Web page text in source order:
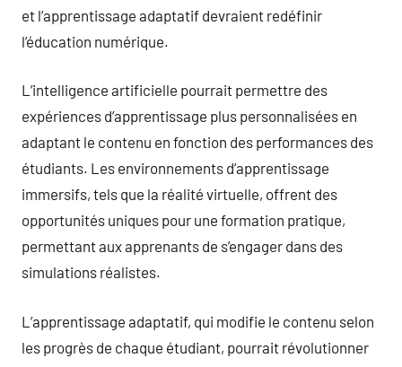
et l’apprentissage adaptatif devraient redéfinir
l’éducation numérique.
L’intelligence artificielle pourrait permettre des
expériences d’apprentissage plus personnalisées en
adaptant le contenu en fonction des performances des
étudiants. Les environnements d’apprentissage
immersifs, tels que la réalité virtuelle, offrent des
opportunités uniques pour une formation pratique,
permettant aux apprenants de s’engager dans des
simulations réalistes.
L’apprentissage adaptatif, qui modifie le contenu selon
les progrès de chaque étudiant, pourrait révolutionner